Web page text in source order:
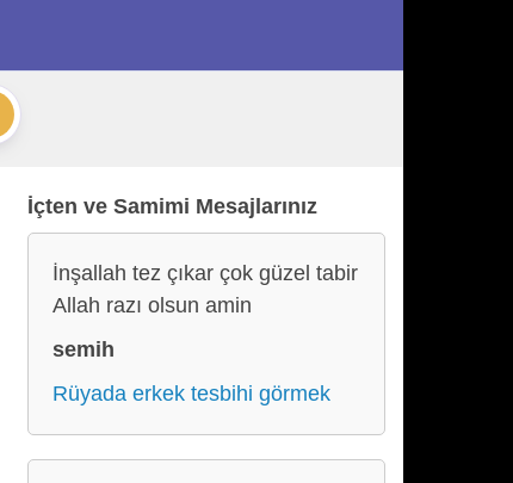
İçten ve Samimi Mesajlarınız
İnşallah tez çıkar çok güzel tabir
Allah razı olsun amin
semih
Rüyada erkek tesbihi görmek